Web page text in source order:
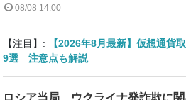
08/08 14:00
【注目】:
【2026年8月最新】仮想通貨
9選 注意点も解説
ロシア当局、ウクライナ発詐欺に